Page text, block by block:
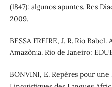
(1847): algunos apuntes. Res
2009.
BESSA FREIRE, J. R. Rio
Amazônia. Rio de Janeiro:
BONVINI, E. Repères pour